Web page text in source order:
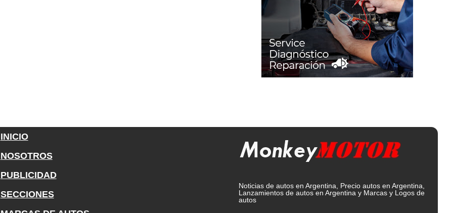
INICIO
NOSOTROS
PUBLICIDAD
SECCIONES
Noticias de autos en Argentina, Precio autos en Argentina,
Lanzamientos de autos en Argentina y Marcas y Logos de
autos